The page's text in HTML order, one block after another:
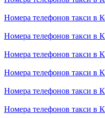
Номера телефонов такси в
Номера телефонов такси в
Номера телефонов такси в
Номера телефонов такси в
Номера телефонов такси в
Номера телефонов такси в